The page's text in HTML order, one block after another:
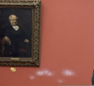
Contact Us
Politique
Business